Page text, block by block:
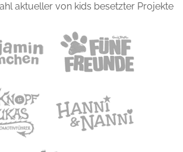
aktueller von kids besetzter Projekte